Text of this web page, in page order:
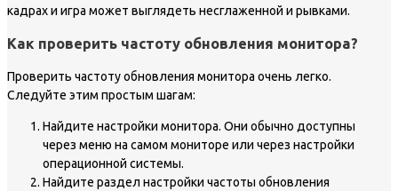
кадрах и игра может выглядеть несглаженной и рывками.
Как проверить частоту обновления монитора?
Проверить частоту обновления монитора очень легко.
Следуйте этим простым шагам:
Найдите настройки монитора. Они обычно доступны
через меню на самом мониторе или через настройки
операционной системы.
Найдите раздел настройки частоты обновления